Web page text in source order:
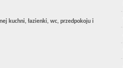
kuchni, łazienki, wc, przedpokoju i